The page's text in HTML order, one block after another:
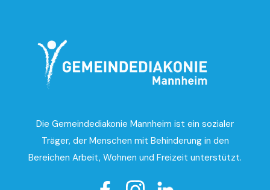
Die Gemeindediakonie Mannheim ist ein sozialer
Träger, der Menschen mit Behinderung in den
Bereichen Arbeit, Wohnen und Freizeit unterstützt.